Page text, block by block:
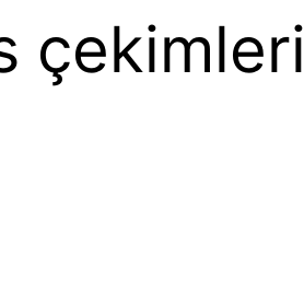
çekimleri